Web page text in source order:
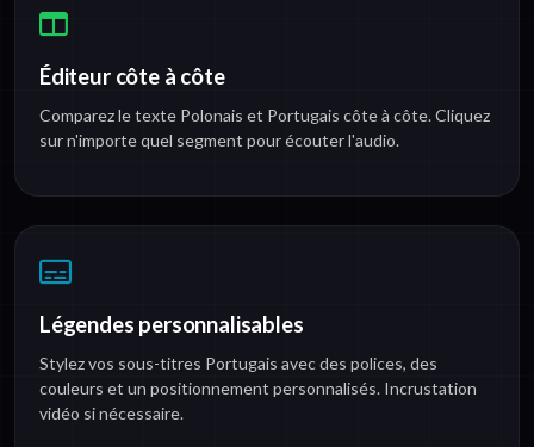
Éditeur côte à côte
Comparez le texte Polonais et Portugais côte à côte. Cliquez
sur n'importe quel segment pour écouter l'audio.
Légendes personnalisables
Stylez vos sous-titres Portugais avec des polices, des
couleurs et un positionnement personnalisés. Incrustation
vidéo si nécessaire.